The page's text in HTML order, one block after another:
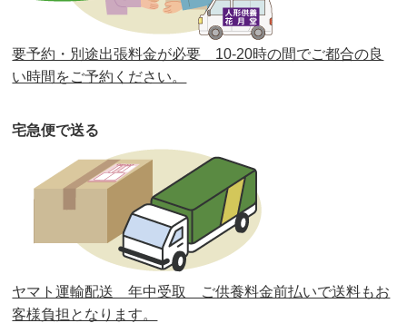
第36回人形供養祭 令和2年4月16日(木)
第35回人形供養祭令和2年2月13日(木)
第33回人形供養祭
第32回人形供養祭 令和元年6月12日(水)
第31回人形供養祭 平成31年3月13日(水)
第30回人形供養祭平成30年11月28日(水)
第29回人形供養祭平成30年5月23日(水)
要予約・別途出張料金が必要 10-20時の間でご都合の良
い時間をご予約ください。
宅急便で送る
ヤマト運輸配送 年中受取 ご供養料金前払いで送料もお
客様負担となります。